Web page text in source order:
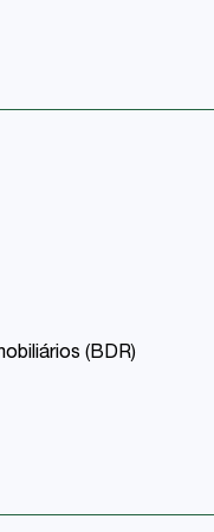
(BDR)